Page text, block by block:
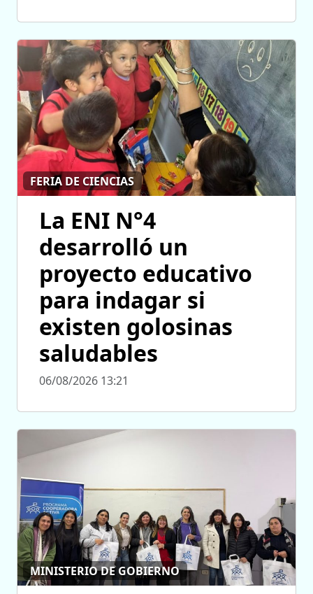
FERIA DE CIENCIAS
La ENI N°4
desarrolló un
proyecto educativo
para indagar si
existen golosinas
saludables
06/08/2026 13:21
MINISTERIO DE GOBIERNO